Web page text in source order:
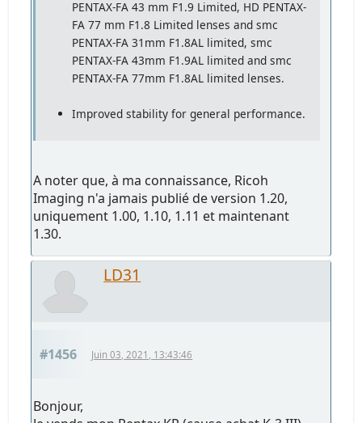
PENTAX-FA 43 mm F1.9 Limited, HD PENTAX-
FA 77 mm F1.8 Limited lenses and smc
PENTAX-FA 31mm F1.8AL limited, smc
PENTAX-FA 43mm F1.9AL limited and smc
PENTAX-FA 77mm F1.8AL limited lenses.
Improved stability for general performance.
A noter que, à ma connaissance, Ricoh
Imaging n'a jamais publié de version 1.20,
uniquement 1.00, 1.10, 1.11 et maintenant
1.30.
LD31
#1456 Juin 03, 2021, 13:43:46
Bonjour,